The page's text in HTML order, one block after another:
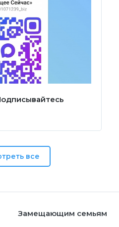
все
Замещающим семьям